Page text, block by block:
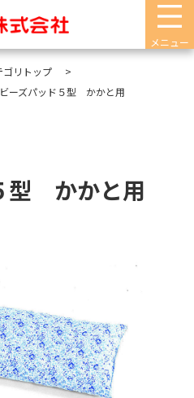
メニュー
ゴリトップ
ビーズパッド５型 かかと用
型 かかと用